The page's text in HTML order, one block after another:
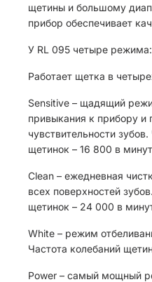
щетины и большому
прибор обеспечивает
У RL 095 четыре режима:
Работает щетка в
Sensitive – щадящий
привыкания к прибору и
чувствительности
щетинок – 16 800 в
Clean – ежедневная
всех поверхностей
щетинок – 24 000 в
White – режим
Частота колебаний
Power – самый мощный